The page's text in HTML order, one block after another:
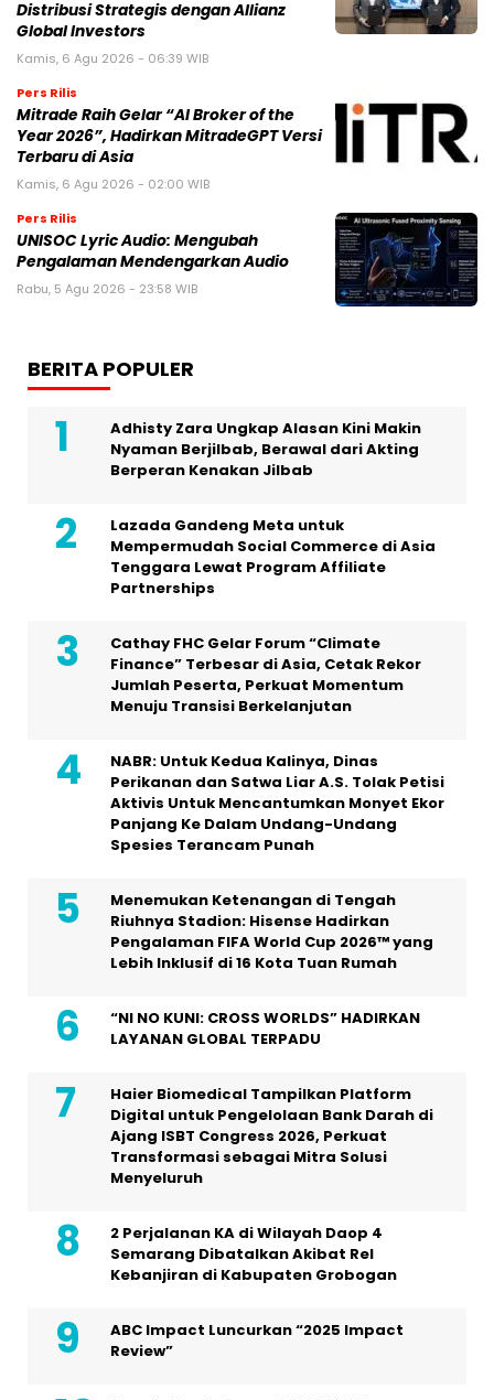
Distribusi Strategis dengan Allianz
Global Investors
Kamis, 6 Agu 2026 - 06:39 WIB
Pers Rilis
Mitrade Raih Gelar “AI Broker of the
Year 2026”, Hadirkan MitradeGPT Versi
Terbaru di Asia
Kamis, 6 Agu 2026 - 02:00 WIB
Pers Rilis
UNISOC Lyric Audio: Mengubah
Pengalaman Mendengarkan Audio
Rabu, 5 Agu 2026 - 23:58 WIB
BERITA POPULER
Adhisty Zara Ungkap Alasan Kini Makin
Nyaman Berjilbab, Berawal dari Akting
Berperan Kenakan Jilbab
Lazada Gandeng Meta untuk
Mempermudah Social Commerce di Asia
Tenggara Lewat Program Affiliate
Partnerships
Cathay FHC Gelar Forum “Climate
Finance” Terbesar di Asia, Cetak Rekor
Jumlah Peserta, Perkuat Momentum
Menuju Transisi Berkelanjutan
NABR: Untuk Kedua Kalinya, Dinas
Perikanan dan Satwa Liar A.S. Tolak Petisi
Aktivis Untuk Mencantumkan Monyet Ekor
Panjang Ke Dalam Undang-Undang
Spesies Terancam Punah
Menemukan Ketenangan di Tengah
Riuhnya Stadion: Hisense Hadirkan
Pengalaman FIFA World Cup 2026™ yang
Lebih Inklusif di 16 Kota Tuan Rumah
“NI NO KUNI: CROSS WORLDS” HADIRKAN
LAYANAN GLOBAL TERPADU
Haier Biomedical Tampilkan Platform
Digital untuk Pengelolaan Bank Darah di
Ajang ISBT Congress 2026, Perkuat
Transformasi sebagai Mitra Solusi
Menyeluruh
2 Perjalanan KA di Wilayah Daop 4
Semarang Dibatalkan Akibat Rel
Kebanjiran di Kabupaten Grobogan
ABC Impact Luncurkan “2025 Impact
Review”